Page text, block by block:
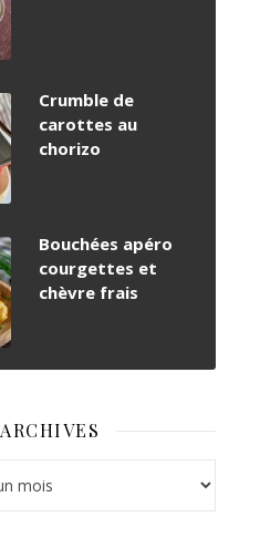
Crumble de
carottes au
chorizo
Bouchées apéro
courgettes et
chèvre frais
ARCHIVES